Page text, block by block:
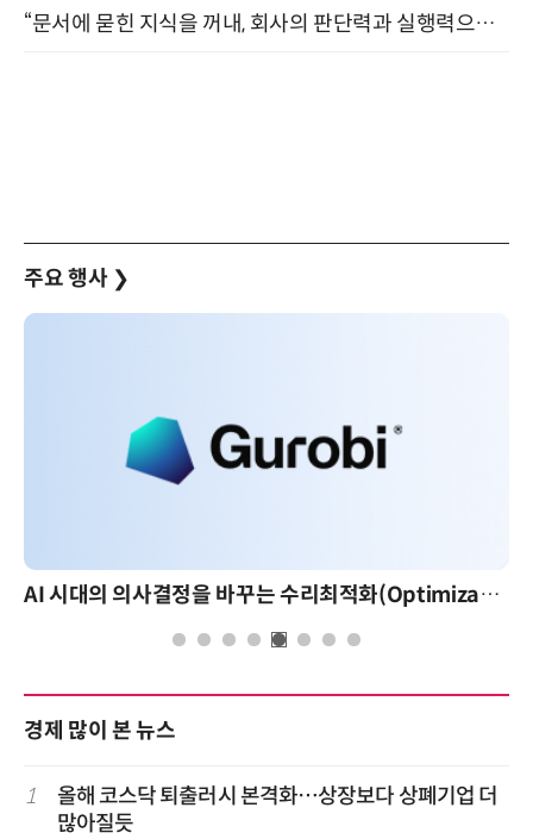
“문서에 묻힌 지식을 꺼내, 회사의 판단력과 실행력으로 바꾸다” (8/20)
주요 행사 ❯
AI 시대의 의사결정을 바꾸는 수리최적화(Optimization): 실제 산업 적용 사례와 활용 전략
경제 많이 본 뉴스
1
올해 코스닥 퇴출러시 본격화…상장보다 상폐기업 더
많아질듯